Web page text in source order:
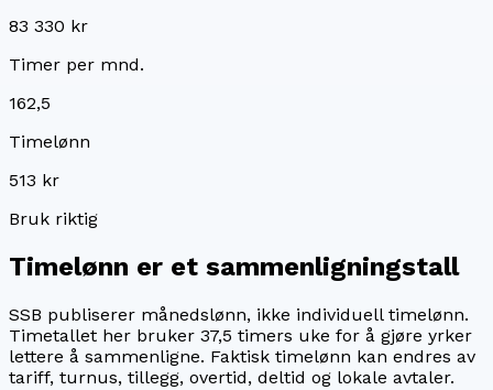
83 330 kr
Timer per mnd.
162,5
Timelønn
513 kr
Bruk riktig
Timelønn er et sammenligningstall
SSB publiserer månedslønn, ikke individuell timelønn.
Timetallet her bruker 37,5 timers uke for å gjøre yrker
lettere å sammenligne. Faktisk timelønn kan endres av
tariff, turnus, tillegg, overtid, deltid og lokale avtaler.